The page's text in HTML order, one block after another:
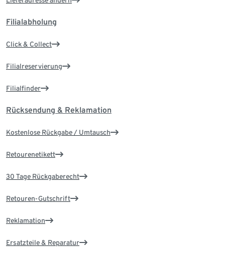
Filialabholung
Click & Collect
Filialreservierung
Filialfinder
Rücksendung & Reklamation
Kostenlose Rückgabe / Umtausch
Retourenetikett
30 Tage Rückgaberecht
Retouren-Gutschrift
Reklamation
Ersatzteile & Reparatur